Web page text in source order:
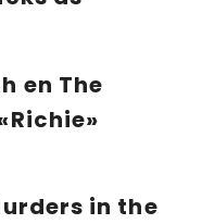
en The
in the